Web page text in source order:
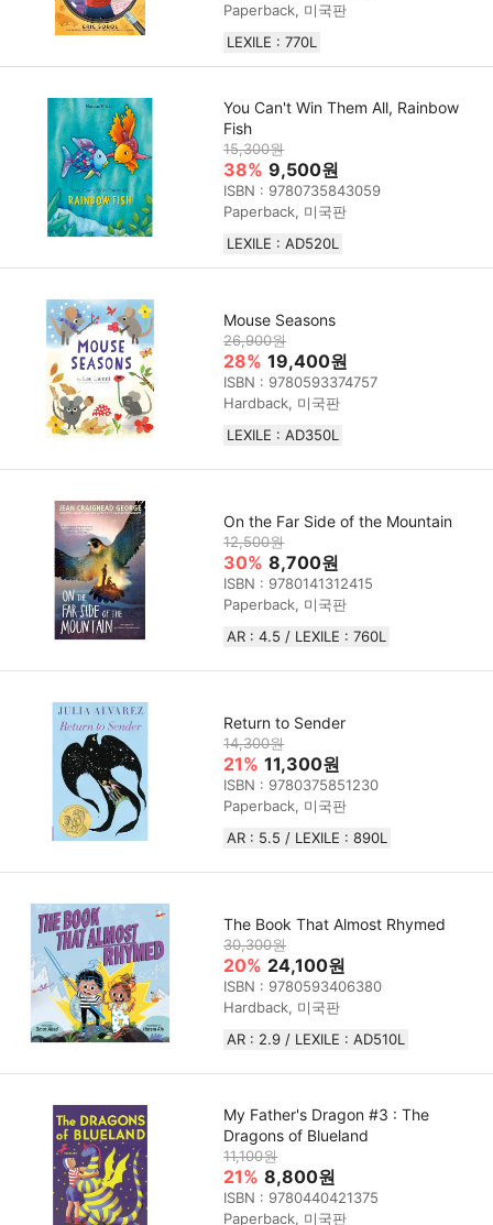
Paperback, 미국판
LEXILE : 770L
You Can't Win Them All, Rainbow
Fish
15,300원
38% 9,500원
ISBN : 9780735843059
Paperback, 미국판
LEXILE : AD520L
Mouse Seasons
26,900원
28% 19,400원
ISBN : 9780593374757
Hardback, 미국판
LEXILE : AD350L
On the Far Side of the Mountain
12,500원
30% 8,700원
ISBN : 9780141312415
Paperback, 미국판
AR : 4.5 / LEXILE : 760L
Return to Sender
14,300원
21% 11,300원
ISBN : 9780375851230
Paperback, 미국판
AR : 5.5 / LEXILE : 890L
The Book That Almost Rhymed
30,300원
20% 24,100원
ISBN : 9780593406380
Hardback, 미국판
AR : 2.9 / LEXILE : AD510L
My Father's Dragon #3 : The
Dragons of Blueland
11,100원
21% 8,800원
ISBN : 9780440421375
Paperback, 미국판